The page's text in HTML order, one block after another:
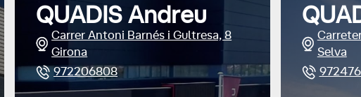
QUADIS Andreu
Carrer Antoni Barnés i Gultresa, 8
Girona
972206808
Selva